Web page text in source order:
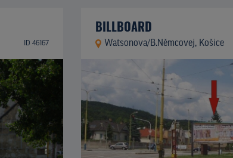
ID 46167
BILLBOARD
Watsonova/B.Němcovej, Košice